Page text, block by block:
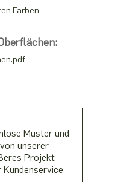
Farben
Muster und
unserer
Projekt
Kundenservice